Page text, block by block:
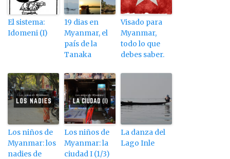
El sistema:
Idomeni (I)
19 dias en
Myanmar, el
país de la
Tanaka
Visado para
Myanmar,
todo lo que
debes saber.
Los niños de
Myanmar: los
nadies de
Los niños de
Myanmar: la
ciudad I (1/3)
La danza del
Lago Inle